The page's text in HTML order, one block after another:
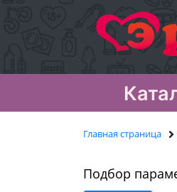
Главная страница
Подбор